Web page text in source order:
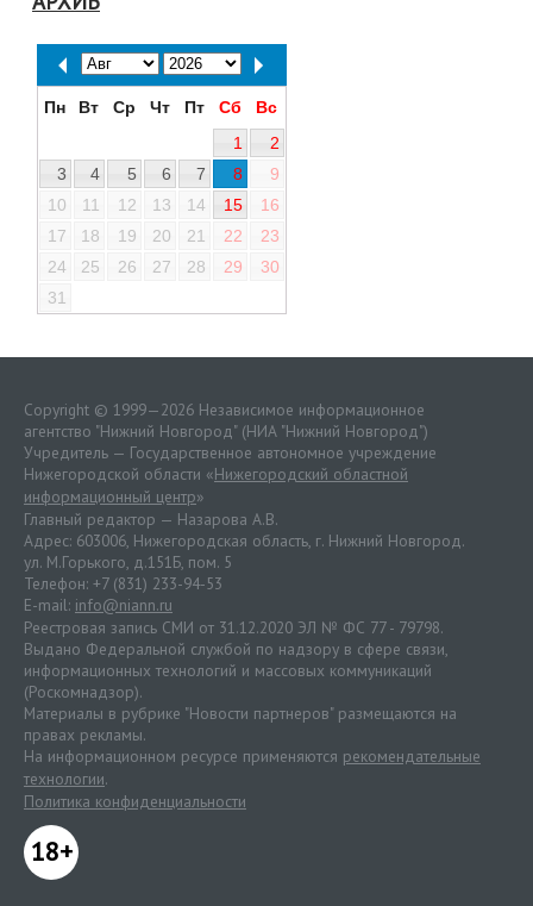
Пн Вт Ср Чт Пт Сб
Вс
1
2
3
4 5 6 7 8
9
10
11 12 13 14 15
16
17
18 19 20 21 22
23
24
25 26 27 28 29
30
31
Copyright © 1999—2026 Независимое информационное
агентство "Нижний Новгород" (НИА "Нижний Новгород")
Учредитель — Государственное автономное учреждение
Нижегородской области «Нижегородский областной
информационный центр»
Главный редактор — Назарова А.В.
Адрес: 603006, Нижегородская область, г. Нижний Новгород.
ул. М.Горького, д.151Б, пом. 5
Телефон: +7 (831) 233-94-53
E-mail: info@niann.ru
Реестровая запись СМИ от 31.12.2020 ЭЛ № ФС 77 - 79798.
Выдано Федеральной службой по надзору в сфере связи,
информационных технологий и массовых коммуникаций
(Роскомнадзор).
Материалы в рубрике "Новости партнеров" размещаются на
правах рекламы.
На информационном ресурсе применяются рекомендательные
технологии.
Политика конфиденциальности
18+